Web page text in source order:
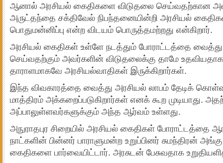
ஆனால் அரசியல் கைதிகளை விடுதலை செய்வதற்கான
அருட்தந்தை சக்திவேல் நிபந்தனையின்றி அரசியல்
பொதுமன்னிப்பு என்ற விடயம் பொருத்தமற்றது என்கிறார்.
அரசியல் கைதிகள் உள்ளே நடத்தும் போராட்டத்தை
செய்வதற்கும் அவர்களின் விடுதலைக்கு தாமே
தாராளமாகவே அரசியல்வாதிகள் இருக்கிறார்கள்.
இந்த விவகாரத்தை வைத்து அரசியல் லாபம் தேடிக்
மாத்திரம் அக்கறைப்படுகிறார்கள் எனக் கூற முடியாது.
அப்பாலுள்ளவர்களுக்கும் அந்த ஆர்வம் உள்ளது.
அநுராதபுர சிறையில் அரசியல் கைதிகள் போராட்டத்தை
நாட்களின் பின்னர் பாராளுமன்ற உறுப்பினர் சுமந்திரன்
கைதிகளை பார்வையிட்டார். அரசுடன் பேசுவதாக